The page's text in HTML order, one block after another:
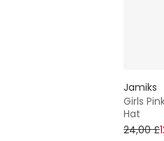
Jamiks
Girls
Hat
24,00 £